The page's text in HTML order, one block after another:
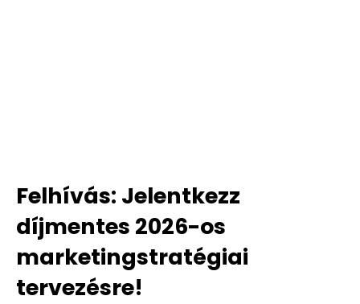
Felhívás: Jelentkezz
díjmentes 2026-os
marketingstratégiai
tervezésre!